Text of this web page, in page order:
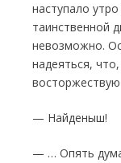
наступало
таинственной
невозможно.
надеять­ся,
— Найденыш!
— … Опять